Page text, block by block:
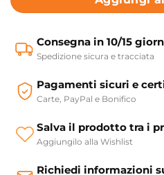
Consegna in 10/15
Spedizione sicura e tracciata
Pagamenti sicuri e
Carte, PayPal e Bonifico
Salva il prodotto tra i
Aggiungilo alla Wishlist
Richiedi informazioni